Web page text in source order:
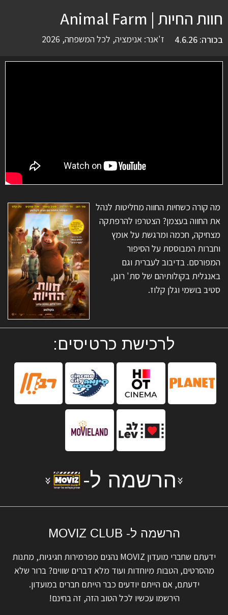
חוות החיות | Animal Farm
בכורה: 4.6.26 ז'אנר: אנימציה, לכל המשפחה,
2026
מה קורה כשחיות החווה מחליטות לנהל
את החווה בעצמן? הצטרפו להרפתקה
מצחיקה, חכמה ומרגשת על אומץ
וחברות המבוססת על הסיפור
המפורסם. בדיבוב לעברית וגם
באנגלית בקולותיהם של סת' רוגן,
סטיב בושמי וגלן קלוז.
לרכישת כרטיסים:
הרשמה ל-
הרשמה ל- MOVIZ CLUB
ידעתם שחברי מועדון MOVIZ נהנים מפרמירות חגיגיות, מתנות
מהסרטים, הטבות מיוחדות ועוד מלא דברים שווים? ברור שלא
ידעתם, אם הייתם יודעים כבר הייתם חברים במועדון.
הירשמו עכשיו לכל הטוב הזה, זה בחינם!